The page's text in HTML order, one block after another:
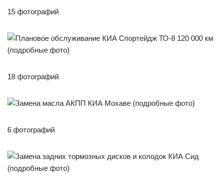
15 фотографий
18 фотографий
6 фотографий